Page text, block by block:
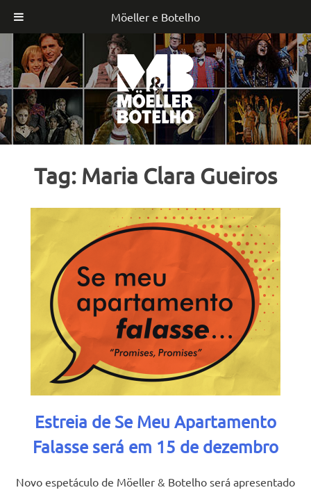
Möeller e Botelho
Skip
to
content
Tag: Maria Clara Gueiros
Estreia de Se Meu Apartamento
Falasse será em 15 de dezembro
Novo espetáculo de Möeller & Botelho será apresentado